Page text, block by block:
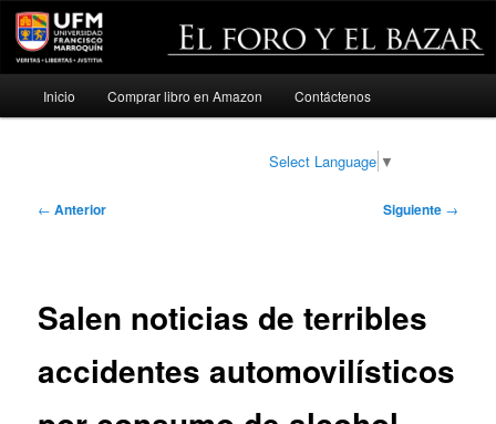
Ir
Inicio Comprar libro en Amazon Contáctenos
Select Language ▼
Navegación
← Anterior Siguiente →
Salen noticias de terribles
accidentes automovilísticos